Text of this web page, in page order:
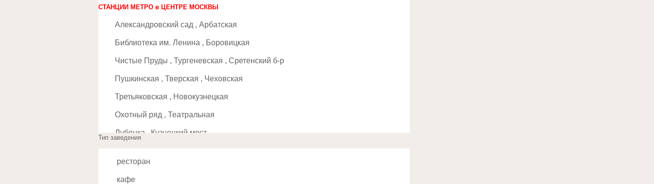
СТАНЦИИ МЕТРО в ЦЕНТРЕ МОСКВЫ
Александровский сад , Арбатская
Библиотека им. Ленина , Боровицкая
Чистые Пруды , Тургеневская , Сретенский б-р
Пушкинская , Тверская , Чеховская
Третьяковская , Новокузнецкая
Охотный ряд , Театральная
Лубянка , Кузнецкий мост
Тип заведения
ресторан
кафе